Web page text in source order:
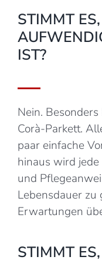
STIMMT
IST?
Nein.
Corà-Parkett.
paar einfache
hinaus wird
und
Lebensdauer zu
Erwartungen
STIMMT